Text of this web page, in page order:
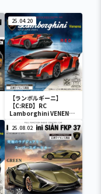
25.04.20
【ランボルギーニ】
【C:RED】RC
Lamborghini VENENO
(0046)
25.08.02